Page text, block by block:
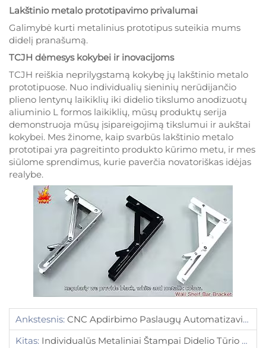
Lakštinio metalo prototipavimo privalumai
Galimybė kurti metalinius prototipus suteikia mums
didelį pranašumą.
TCJH dėmesys kokybei ir inovacijoms
TCJH reiškia neprilygstamą kokybę jų lakštinio metalo
prototipuose. Nuo individualių sieninių nerūdijančio
plieno lentynų laikiklių iki didelio tikslumo anodizuotų
aliuminio L formos laikiklių, mūsų produktų serija
demonstruoja mūsų įsipareigojimą tikslumui ir aukštai
kokybei. Mes žinome, kaip svarbūs lakštinio metalo
prototipai yra pagreitinto produkto kūrimo metu, ir mes
siūlome sprendimus, kurie paverčia novatoriškas idėjas
realybe.
Ankstesnis: CNC Apdirbimo Paslaugų Automatizavimo Privalumai
Kitas: Individualūs Metaliniai Štampai Didelio Tūrio Gamybos Poreikiams